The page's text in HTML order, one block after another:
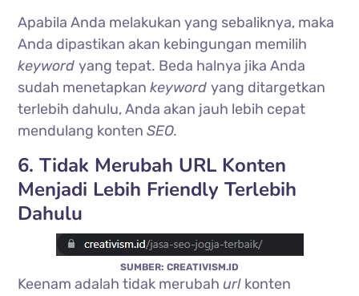
Apabila Anda melakukan yang sebaliknya, maka
Anda dipastikan akan kebingungan memilih
keywordyang tepat. Beda halnya jika Anda
sudah menetapkankeywordyang ditargetkan
terlebih dahulu, Anda akan jauh lebih cepat
mendulang kontenSEO.
6. Tidak Merubah URL Konten
Menjadi Lebih Friendly Terlebih
Dahulu
SUMBER: CREATIVISM.ID
Keenam adalah tidak merubahurl konten